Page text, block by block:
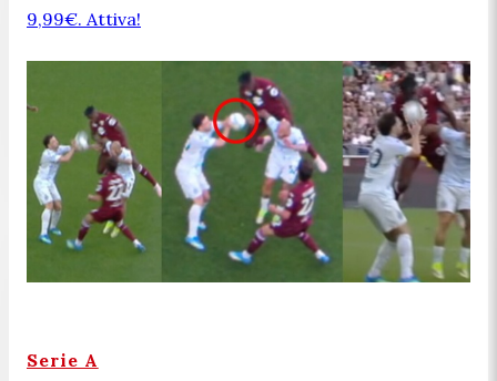
9,99€. Attiva!
Serie A